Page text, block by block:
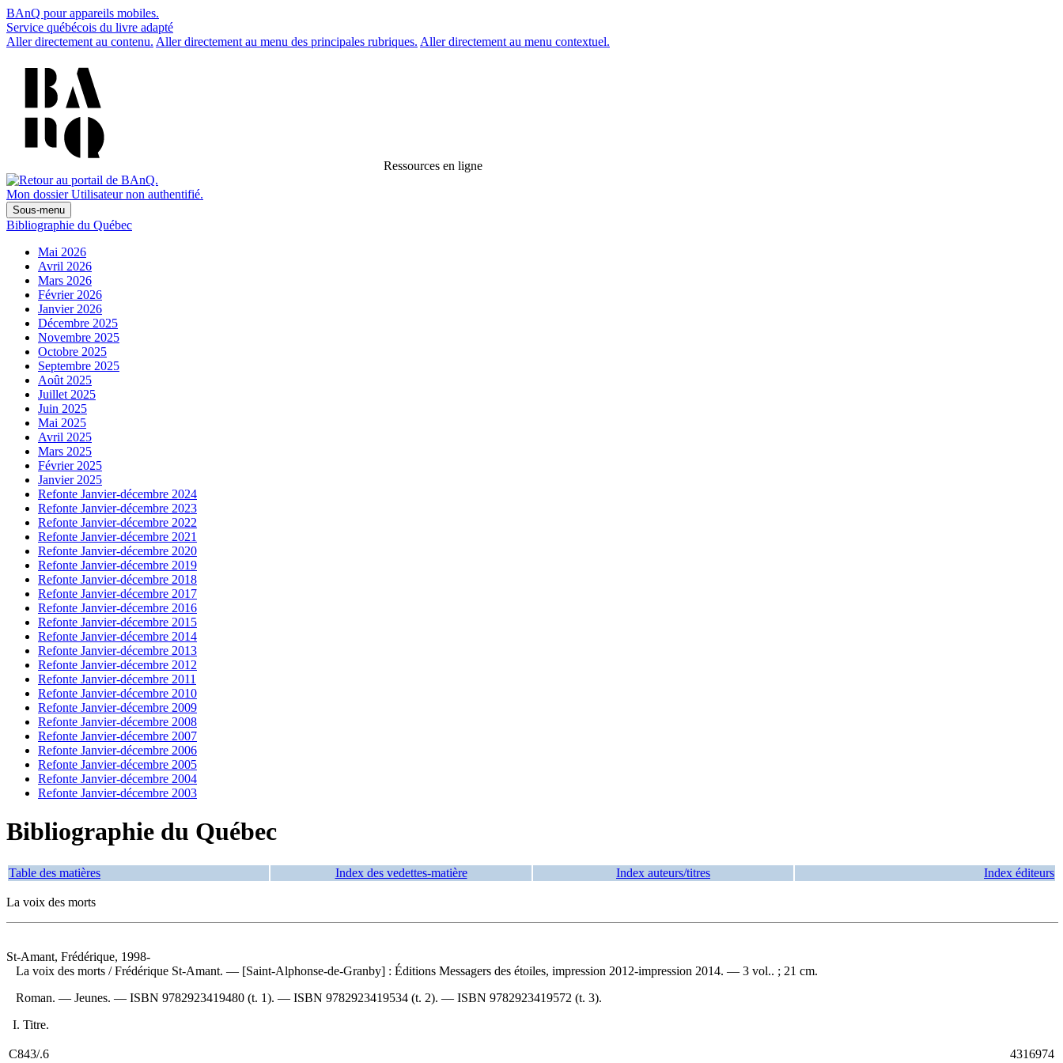
BAnQ pour appareils mobiles.
Service québécois du livre adapté
Aller directement au contenu. Aller directement au menu des principales rubriques. Aller directement au menu contextuel.
Ressources en ligne
Mon dossier Utilisateur non authentifié.
Sous-menu
Bibliographie du Québec
Mai 2026
Avril 2026
Mars 2026
Février 2026
Janvier 2026
Décembre 2025
Novembre 2025
Octobre 2025
Septembre 2025
Août 2025
Juillet 2025
Juin 2025
Mai 2025
Avril 2025
Mars 2025
Février 2025
Janvier 2025
Refonte Janvier-décembre 2024
Refonte Janvier-décembre 2023
Refonte Janvier-décembre 2022
Refonte Janvier-décembre 2021
Refonte Janvier-décembre 2020
Refonte Janvier-décembre 2019
Refonte Janvier-décembre 2018
Refonte Janvier-décembre 2017
Refonte Janvier-décembre 2016
Refonte Janvier-décembre 2015
Refonte Janvier-décembre 2014
Refonte Janvier-décembre 2013
Refonte Janvier-décembre 2012
Refonte Janvier-décembre 2011
Refonte Janvier-décembre 2010
Refonte Janvier-décembre 2009
Refonte Janvier-décembre 2008
Refonte Janvier-décembre 2007
Refonte Janvier-décembre 2006
Refonte Janvier-décembre 2005
Refonte Janvier-décembre 2004
Refonte Janvier-décembre 2003
Bibliographie du Québec
Table des matières Index des vedettes-matière Index auteurs/titres Index éditeurs
La voix des morts
St-Amant, Frédérique, 1998-
La voix des morts / Frédérique St-Amant. — [Saint-Alphonse-de-Granby] : Éditions Messagers des étoiles, impression 2012-impression 2014. — 3 vol.. ; 21 cm.
Roman. — Jeunes. — ISBN 9782923419480 (t. 1). — ISBN 9782923419534 (t. 2). — ISBN 9782923419572 (t. 3).
I. Titre.
C843/.6 4316974